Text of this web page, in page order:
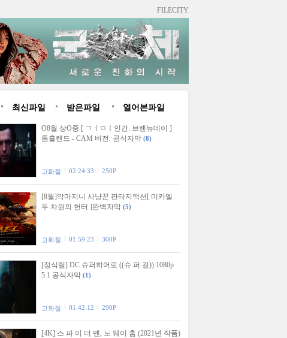
FILECITY
최신파일 받은파일 열어본파일
O8월 상O중 [ ㄱㅓㅁㅣ인간. 브랜뉴데이 ]
톰홀랜드 - CAM 버전. 공식자막 (8)
고화질 02:24:33 250P
[8월]악마지니 사냥꾼 판타지액션[ 미카엘
두 차원의 헌터 ]완벽자막 (5)
고화질 01:59:23 300P
[정식릴] DC 슈퍼히어로 ((슈.퍼.걸)) 1080p
5.1 공식자막 (1)
고화질 01:42:12 290P
[4K] 스 파 이 더 맨, 노 웨이 홈 (2021년 작품)